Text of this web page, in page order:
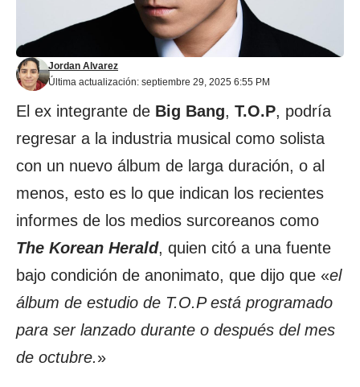
Última actualización: septiembre 29, 2025 6:55 PM
Jordan Alvarez
El ex integrante de Big Bang, T.O.P, podría
regresar a la industria musical como solista
con un nuevo álbum de larga duración, o al
menos, esto es lo que indican los recientes
informes de los medios surcoreanos como
The Korean Herald, quien citó a una fuente
bajo condición de anonimato, que dijo que «el
álbum de estudio de T.O.P está programado
para ser lanzado durante o después del mes
de octubre.»